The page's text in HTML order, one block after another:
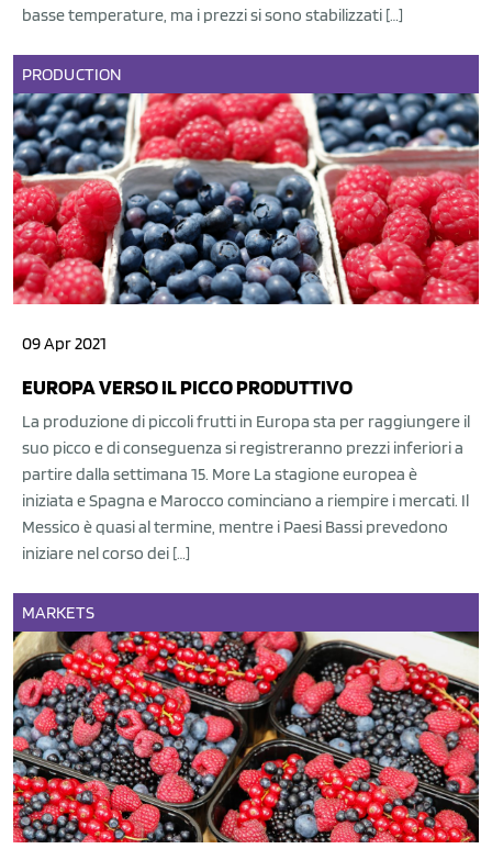
basse temperature, ma i prezzi si sono stabilizzati […]
PRODUCTION
09 Apr 2021
EUROPA VERSO IL PICCO PRODUTTIVO
La produzione di piccoli frutti in Europa sta per raggiungere il
suo picco e di conseguenza si registreranno prezzi inferiori a
partire dalla settimana 15. More La stagione europea è
iniziata e Spagna e Marocco cominciano a riempire i mercati. Il
Messico è quasi al termine, mentre i Paesi Bassi prevedono
iniziare nel corso dei […]
MARKETS